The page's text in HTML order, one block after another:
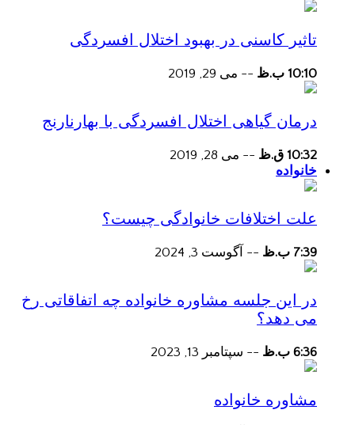
تاثیر کاسنی در بهبود اختلال افسردگی
10:10 ب.ظ -- می 29, 2019
درمان گیاهی اختلال افسردگی با بهارنارنج
10:32 ق.ظ -- می 28, 2019
خانواده
علت اختلافات خانوادگی چیست؟
7:39 ب.ظ -- آگوست 3, 2024
در این جلسه مشاوره خانواده چه اتفاقاتی رخ
می دهد؟
6:36 ب.ظ -- سپتامبر 13, 2023
مشاوره خانواده